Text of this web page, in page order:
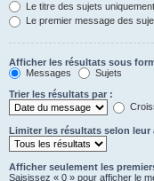
Le titre des sujets uniquement
Le premier message des
Afficher les résultats sous
Messages
Sujets
Trier les résultats par :
Limiter les résultats selon leur
Afficher seulement les
Saisissez « 0 » pour afficher le